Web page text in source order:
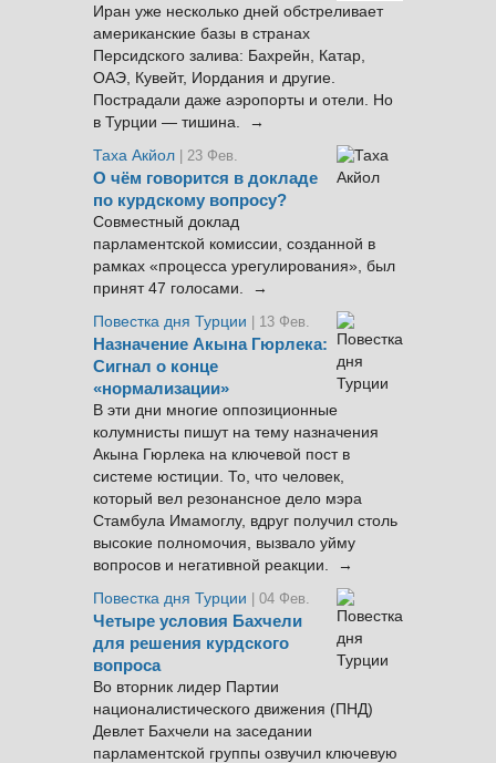
Иран уже несколько дней обстреливает
американские базы в странах
Персидского залива: Бахрейн, Катар,
ОАЭ, Кувейт, Иордания и другие.
Пострадали даже аэропорты и отели. Но
в Турции — тишина. →
Таха Акйол | 23 Фев.
О чём говорится в докладе
по курдскому вопросу?
Совместный доклад
парламентской комиссии, созданной в
рамках «процесса урегулирования», был
принят 47 голосами. →
Повестка дня Турции
| 13 Фев.
Назначение Акына Гюрлека:
Сигнал о конце
«нормализации»
В эти дни многие оппозиционные
колумнисты пишут на тему назначения
Акына Гюрлека на ключевой пост в
системе юстиции. То, что человек,
который вел резонансное дело мэра
Стамбула Имамоглу, вдруг получил столь
высокие полномочия, вызвало уйму
вопросов и негативной реакции. →
Повестка дня Турции
| 04 Фев.
Четыре условия Бахчели
для решения курдского
вопроса
Во вторник лидер Партии
националистического движения (ПНД)
Девлет Бахчели на заседании
парламентской группы озвучил ключевую